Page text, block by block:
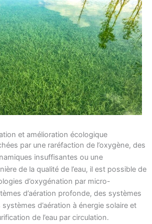
et amélioration écologique
par une raréfaction de l’oxygène, des
insuffisantes ou une
de la qualité de l’eau, il est possible de
d’oxygénation par micro-
d’aération profonde, des systèmes
d’aération à énergie solaire et
de l’eau par circulation.